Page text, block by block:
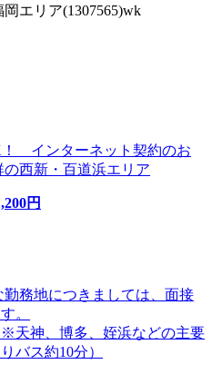
エリア(1307565)wk
！ インターネット契約のお
西新・百道浜エリア
円
務地につきましては、面接
。
天神、博多、姪浜などの主要
バス約10分）